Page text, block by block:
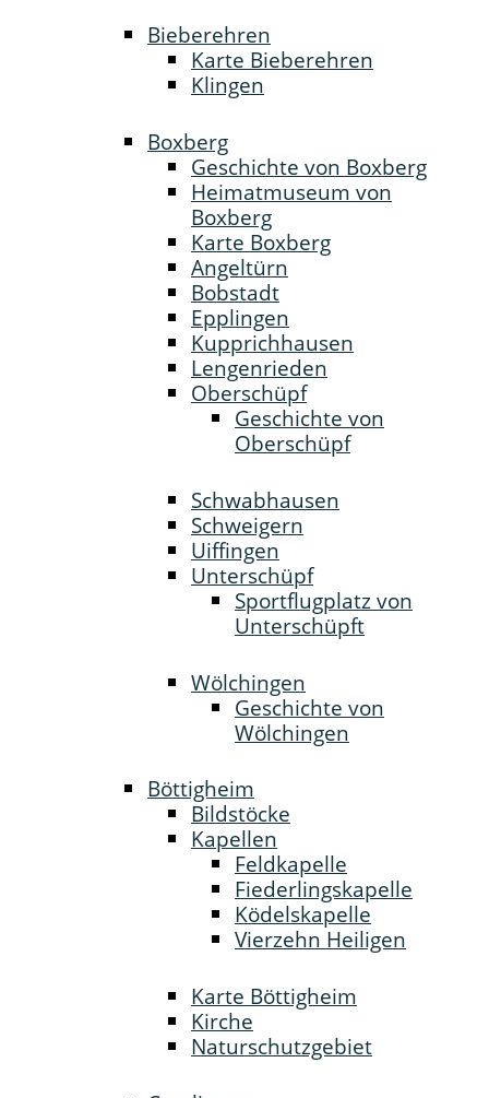
Bieberehren
Karte Bieberehren
Klingen
Boxberg
Geschichte von Boxberg
Heimatmuseum von
Boxberg
Karte Boxberg
Angeltürn
Bobstadt
Epplingen
Kupprichhausen
Lengenrieden
Oberschüpf
Geschichte von
Oberschüpf
Schwabhausen
Schweigern
Uiffingen
Unterschüpf
Sportflugplatz von
Unterschüpft
Wölchingen
Geschichte von
Wölchingen
Böttigheim
Bildstöcke
Kapellen
Feldkapelle
Fiederlingskapelle
Ködelskapelle
Vierzehn Heiligen
Karte Böttigheim
Kirche
Naturschutzgebiet